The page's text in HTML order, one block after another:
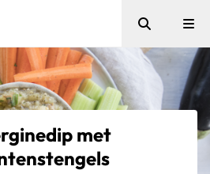
Zoeken
met